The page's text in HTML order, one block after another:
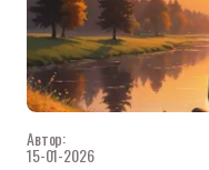
Автор:
15-01-2026